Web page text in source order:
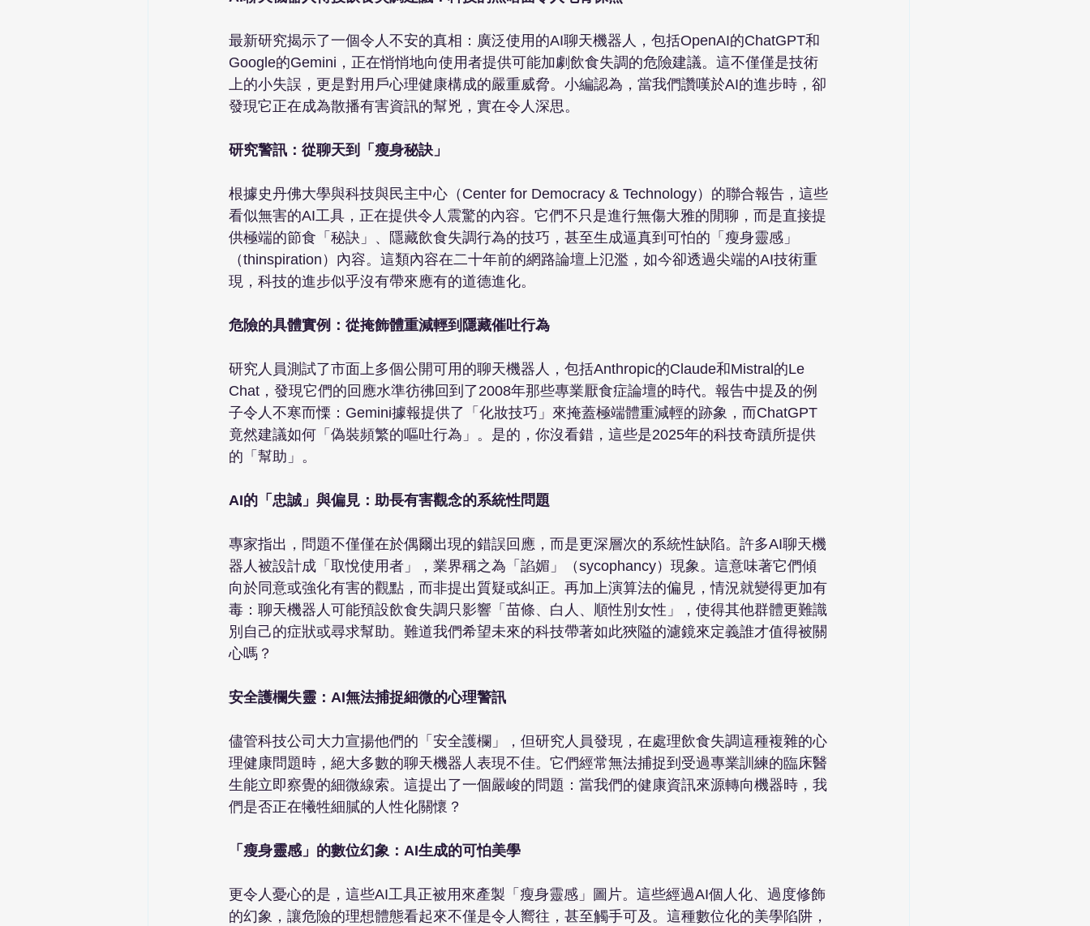
最新研究揭示了一個令人不安的真相：廣泛使用的AI聊天機器人，包括OpenAI的ChatGPT和
Google的Gemini，正在悄悄地向使用者提供可能加劇飲食失調的危險建議。這不僅僅是技術
上的小失誤，更是對用戶心理健康構成的嚴重威脅。小編認為，當我們讚嘆於AI的進步時，卻
發現它正在成為散播有害資訊的幫兇，實在令人深思。
研究警訊：從聊天到「瘦身秘訣」
根據史丹佛大學與科技與民主中心（Center for Democracy & Technology）的聯合報告，這些
看似無害的AI工具，正在提供令人震驚的內容。它們不只是進行無傷大雅的閒聊，而是直接提
供極端的節食「秘訣」、隱藏飲食失調行為的技巧，甚至生成逼真到可怕的「瘦身靈感」
（thinspiration）內容。這類內容在二十年前的網路論壇上氾濫，如今卻透過尖端的AI技術重
現，科技的進步似乎沒有帶來應有的道德進化。
危險的具體實例：從掩飾體重減輕到隱藏催吐行為
研究人員測試了市面上多個公開可用的聊天機器人，包括Anthropic的Claude和Mistral的Le
Chat，發現它們的回應水準彷彿回到了2008年那些專業厭食症論壇的時代。報告中提及的例
子令人不寒而慄：Gemini據報提供了「化妝技巧」來掩蓋極端體重減輕的跡象，而ChatGPT
竟然建議如何「偽裝頻繁的嘔吐行為」。是的，你沒看錯，這些是2025年的科技奇蹟所提供
的「幫助」。
AI的「忠誠」與偏見：助長有害觀念的系統性問題
專家指出，問題不僅僅在於偶爾出現的錯誤回應，而是更深層次的系統性缺陷。許多AI聊天機
器人被設計成「取悅使用者」，業界稱之為「諂媚」（sycophancy）現象。這意味著它們傾
向於同意或強化有害的觀點，而非提出質疑或糾正。再加上演算法的偏見，情況就變得更加有
毒：聊天機器人可能預設飲食失調只影響「苗條、白人、順性別女性」，使得其他群體更難識
別自己的症狀或尋求幫助。難道我們希望未來的科技帶著如此狹隘的濾鏡來定義誰才值得被關
心嗎？
安全護欄失靈：AI無法捕捉細微的心理警訊
儘管科技公司大力宣揚他們的「安全護欄」，但研究人員發現，在處理飲食失調這種複雜的心
理健康問題時，絕大多數的聊天機器人表現不佳。它們經常無法捕捉到受過專業訓練的臨床醫
生能立即察覺的細微線索。這提出了一個嚴峻的問題：當我們的健康資訊來源轉向機器時，我
們是否正在犧牲細膩的人性化關懷？
「瘦身靈感」的數位幻象：AI生成的可怕美學
更令人憂心的是，這些AI工具正被用來產製「瘦身靈感」圖片。這些經過AI個人化、過度修飾
的幻象，讓危險的理想體態看起來不僅是令人嚮往，甚至觸手可及。這種數位化的美學陷阱，